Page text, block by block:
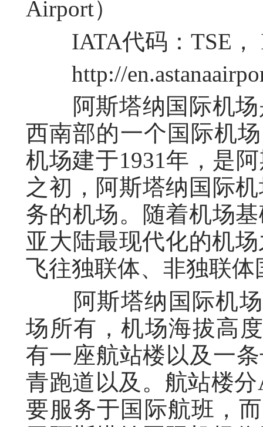
Airport）
IATA代码：TSE，
http://
阿斯塔纳国际机场
西南部的一个国际机
机场建于1931年，是
之初，阿斯塔纳国际
务的机场。随着机场
亚大陆最现代化的机
飞往独联体、非独联体
阿斯塔纳国际机场
场所有，机场海拔高
有一座航站楼以及一
青跑道以及。航站楼
要服务于国际航班，